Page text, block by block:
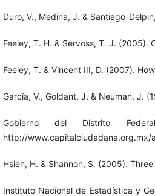
Duro, V., Medina, J. & Santiago-
Feeley, T. H. & Servoss, T. J.
Feeley, T. & Vincent III, D. (2007).
García, V., Goldant, J. & Neuman, J.
Gobierno del Distrito
http://www.capitalciudadana.org.mx/
Hsieh, H. & Shannon, S. (2005).
Instituto Nacional de Estadística y